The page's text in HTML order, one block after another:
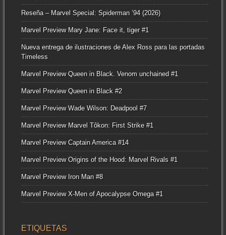
Reseña – Marvel Special: Spiderman ’94 (2026)
Marvel Preview Mary Jane: Face it, tiger #1
Nueva entrega de ilustraciones de Alex Ross para las portadas
Timeless
Marvel Preview Queen in Black. Venom unchained #1
Marvel Preview Queen in Black #2
Marvel Preview Wade Wilson: Deadpool #7
Marvel Preview Marvel Tôkon: First Strike #1
Marvel Preview Captain America #14
Marvel Preview Origins of the Hood: Marvel Rivals #1
Marvel Preview Iron Man #8
Marvel Preview X-Men of Apocalypse Omega #1
ETIQUETAS